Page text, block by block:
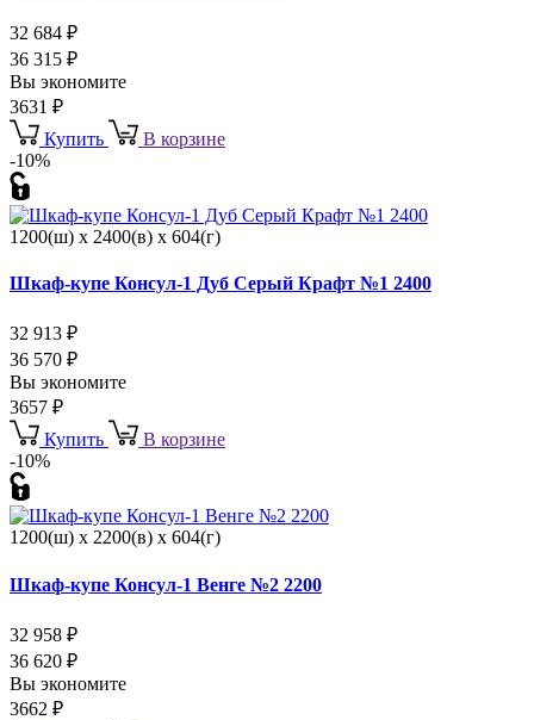
32 684 ₽
36 315 ₽
Вы экономите
3631 ₽
Купить
В корзине
-10%
1200(ш) x 2400(в) x 604(г)
Шкаф-купе Консул-1 Дуб Серый Крафт №1 2400
32 913 ₽
36 570 ₽
Вы экономите
3657 ₽
Купить
В корзине
-10%
1200(ш) x 2200(в) x 604(г)
Шкаф-купе Консул-1 Венге №2 2200
32 958 ₽
36 620 ₽
Вы экономите
3662 ₽